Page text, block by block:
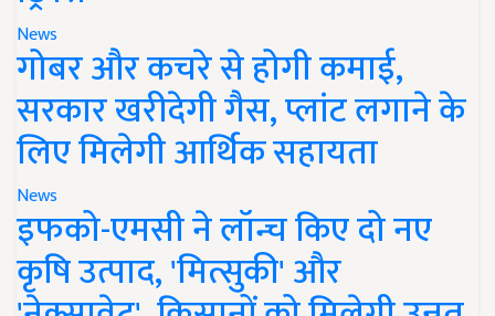
News
गोबर और कचरे से होगी कमाई,
सरकार खरीदेगी गैस, प्लांट लगाने के
लिए मिलेगी आर्थिक सहायता
News
इफको-एमसी ने लॉन्च किए दो नए
कृषि उत्पाद, 'मित्सुकी' और